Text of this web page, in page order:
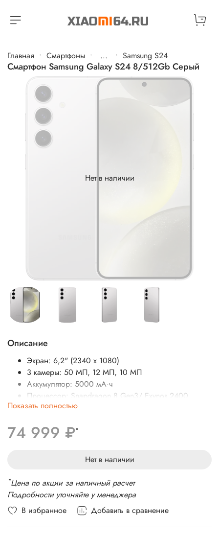
Главная Cмартфоны ... Samsung S24
Смартфон Samsung Galaxy S24 8/512Gb Серый
В избранное Добавить в сравнение
Нет в наличии
Описание
Экран: 6,2" (2340 x 1080)
3 камеры: 50 МП, 12 МП, 10 МП
Аккумулятор: 5000 мА·ч
Процессор: Snapdragon 8 Gen3/ Exynos 2400
SIM-карты: две SIM-карты (nano-SIM)
Беспроводные интерфейсы: Bluetooth, Wi-Fi, NFC
Показать полностью
74 999 ₽*
Нет в наличии
*Цена по акции за наличный расчет
Подробности уточняйте у менеджера